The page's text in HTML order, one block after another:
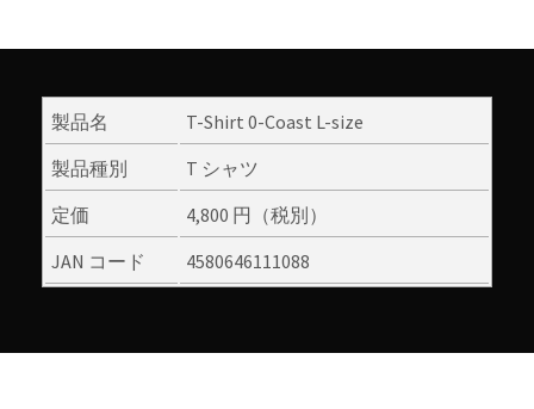
製品名
T-Shirt 0-Coast L-size
製品種別
T シャツ
定価
4,800 円（税別）
JAN コード
4580646111088